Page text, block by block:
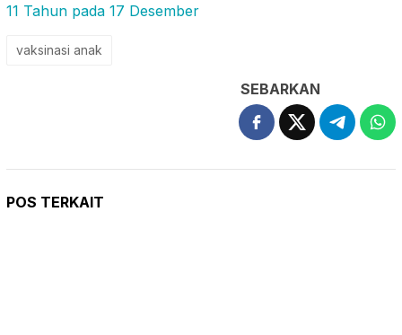
11 Tahun pada 17 Desember
vaksinasi anak
SEBARKAN
POS TERKAIT